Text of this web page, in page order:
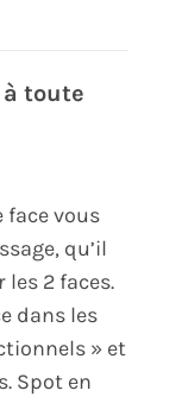
à toute
face vous
qu’il
2 faces.
dans les
» et
Spot en